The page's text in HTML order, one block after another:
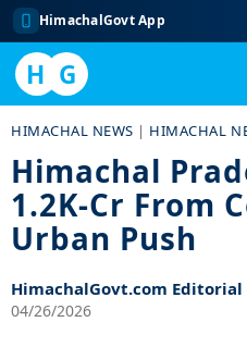
HimachalGovt App
H G
content
HIMACHAL NEWS | HIMACHAL
Himachal
1.2K-Cr From
Urban Push
HimachalGovt.com Editorial
04/26/2026